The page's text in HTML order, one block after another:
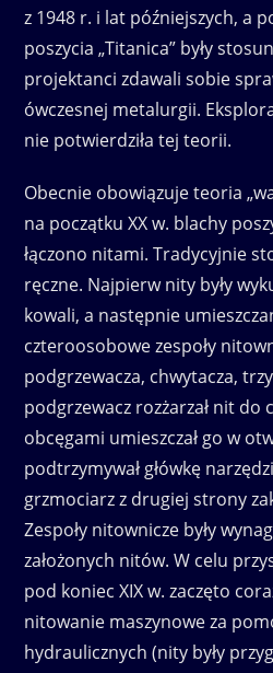
z 1948 r. i lat późniejszych, a
poszycia „Titanica” były
projektanci zdawali sobie
ówczesnej metalurgii.
nie potwierdziła tej teorii.
Obecnie obowiązuje teoria
na początku XX w. blachy
łączono nitami. Tradycyjnie
ręczne. Najpierw nity były
kowali, a następnie
czteroosobowe zespoły
podgrzewacza, chwytacza,
podgrzewacz rozżarzał nit do
obcęgami umieszczał go w
podtrzymywał główkę
grzmociarz z drugiej strony
Zespoły nitownicze były
założonych nitów. W celu
pod koniec XIX w. zaczęto
nitowanie maszynowe za
hydraulicznych (nity były